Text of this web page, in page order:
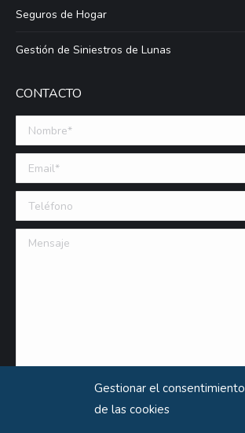
Gestionar el consentimiento
de las cookies
Seguros de Hogar
Gestión de Siniestros de Lunas
CONTACTO
Nombre *
Email (requerido)
Teléfono
Mensaje